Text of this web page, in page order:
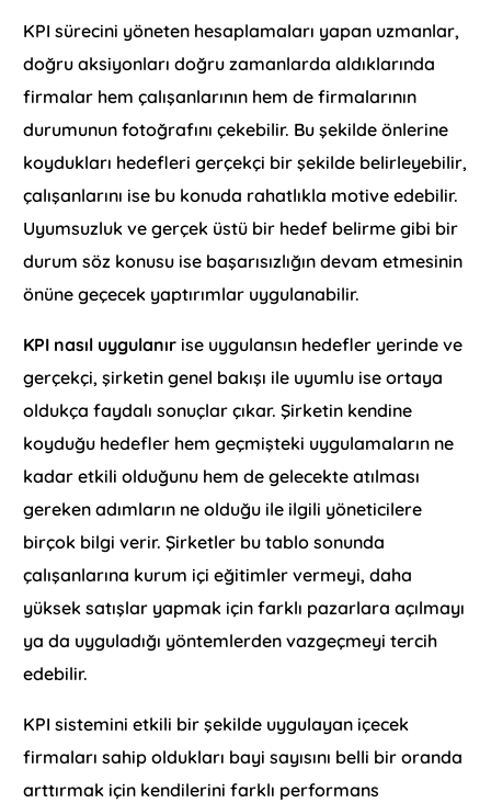
KPI sürecini yöneten hesaplamaları yapan uzmanlar,
doğru aksiyonları doğru zamanlarda aldıklarında
firmalar hem çalışanlarının hem de firmalarının
durumunun fotoğrafını çekebilir. Bu şekilde önlerine
koydukları hedefleri gerçekçi bir şekilde belirleyebilir,
çalışanlarını ise bu konuda rahatlıkla motive edebilir.
Uyumsuzluk ve gerçek üstü bir hedef belirme gibi bir
durum söz konusu ise başarısızlığın devam etmesinin
önüne geçecek yaptırımlar uygulanabilir.
KPI nasıl uygulanır ise uygulansın hedefler yerinde ve
gerçekçi, şirketin genel bakışı ile uyumlu ise ortaya
oldukça faydalı sonuçlar çıkar. Şirketin kendine
koyduğu hedefler hem geçmişteki uygulamaların ne
kadar etkili olduğunu hem de gelecekte atılması
gereken adımların ne olduğu ile ilgili yöneticilere
birçok bilgi verir. Şirketler bu tablo sonunda
çalışanlarına kurum içi eğitimler vermeyi, daha
yüksek satışlar yapmak için farklı pazarlara açılmayı
ya da uyguladığı yöntemlerden vazgeçmeyi tercih
edebilir.
KPI sistemini etkili bir şekilde uygulayan içecek
firmaları sahip oldukları bayi sayısını belli bir oranda
arttırmak için kendilerini farklı performans